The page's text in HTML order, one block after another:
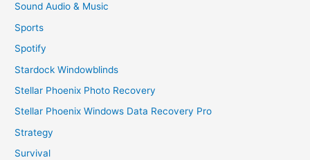
Sound Audio & Music
Sports
Spotify
Stardock Windowblinds
Stellar Phoenix Photo Recovery
Stellar Phoenix Windows Data Recovery Pro
Strategy
Survival